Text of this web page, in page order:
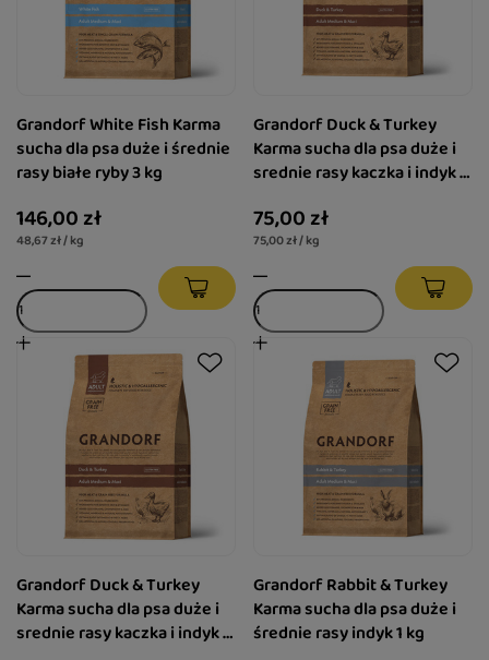
Grandorf White Fish Karma
sucha dla psa duże i średnie
rasy białe ryby 3 kg
146,00 zł
48,67 zł / kg
Grandorf Duck & Turkey
Karma sucha dla psa duże i
srednie rasy kaczka i indyk 1
75,00 zł
75,00 zł / kg
Grandorf Duck & Turkey
Karma sucha dla psa duże i
srednie rasy kaczka i indyk 3
Grandorf Rabbit & Turkey
Karma sucha dla psa duże i
średnie rasy indyk 1 kg